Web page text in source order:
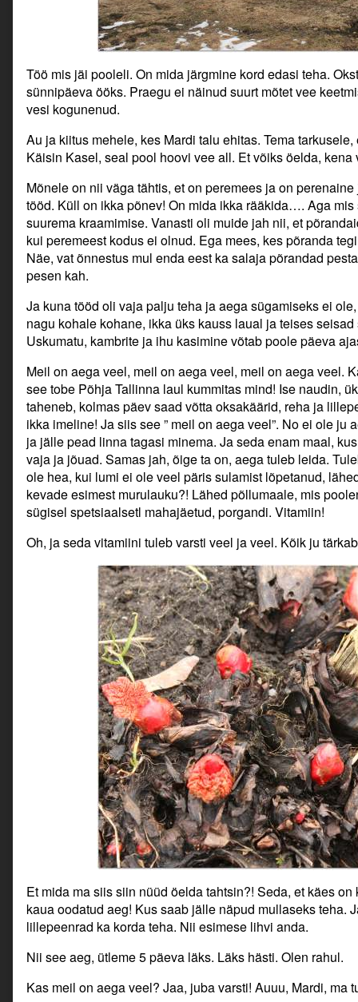
Töö mis jäi pooleli. On mida järgmine kord edasi teha.
sünnipäeva ööks. Praegu ei näinud suurt mõtet vee
vesi kogunenud.
Au ja kiitus mehele, kes Mardi talu ehitas. Tema
Käisin Kasel, seal pool hoovi vee all. Et võiks öelda,
Mõnele on nii väga tähtis, et on peremees ja on
tööd. Küll on ikka põnev! On mida ikka rääkida…. Aga
suurema kraamimise. Vanasti oli muide jah nii, et
kui peremeest kodus ei olnud. Ega mees, kes põranda
Näe, vat õnnestus mul enda eest ka salaja põrandad
pesen kah.
Ja kuna tööd oli vaja palju teha ja aega sügamiseks ei
nagu kohale kohane, ikka üks kauss laual ja teises
Uskumatu, kambrite ja ihu kasimine võtab poole päeva
Meil on aega veel, meil on aega veel, meil on aega veel.
see tobe Põhja Tallinna laul kummitas mind! Ise naudin,
taheneb, kolmas päev saad võtta oksakäärid, reha ja
ikka imeline! Ja siis see ” meil on aega veel”. No ei ole ju
ja jälle pead linna tagasi minema. Ja seda enam maal,
vaja ja jõuad. Samas jah, õige ta on, aega tuleb leida.
ole hea, kui lumi ei ole veel päris sulamist lõpetanud,
kevade esimest murulauku?! Lähed põllumaale, mis
sügisel spetsiaalsetl mahajäetud, porgandi. Vitamiin!
Oh, ja seda vitamiini tuleb varsti veel ja veel. Kõik ju
Et mida ma siis siin nüüd öelda tahtsin?! Seda, et käes
kaua oodatud aeg! Kus saab jälle näpud mullaseks teha.
lillepeenrad ka korda teha. Nii esimese lihvi anda.
Nii see aeg, ütleme 5 päeva läks. Läks hästi. Olen rahul.
Kas meil on aega veel? Jaa, juba varsti! Auuu, Mardi, ma